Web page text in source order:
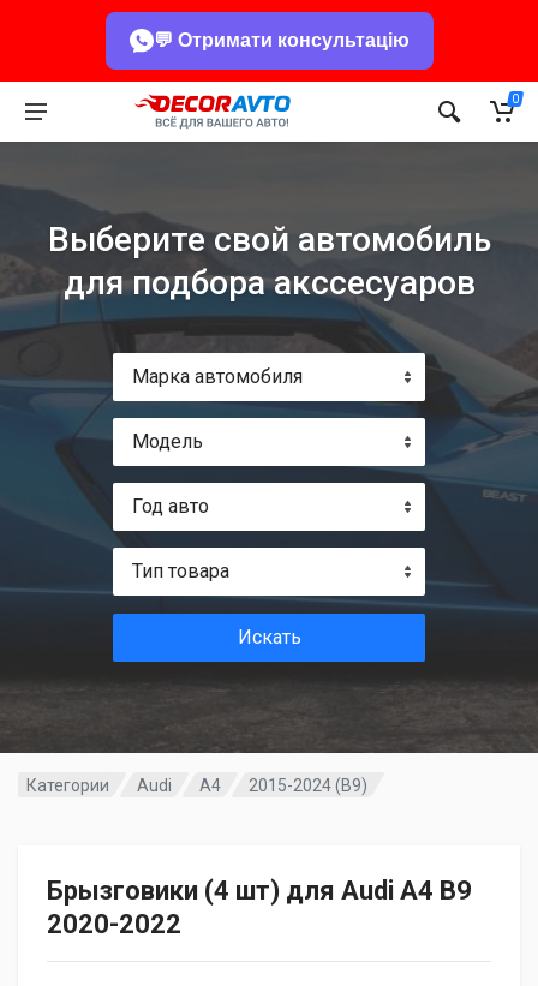
💬 Отримати консультацію
0
Выберите свой автомобиль
для подбора акссесуаров
Марка автомобиля
Модель
Год авто
Тип товара
Искать
Категории Audi A4 2015-2024 (B9)
Брызговики (4 шт) для Audi A4 B9
2020-2022